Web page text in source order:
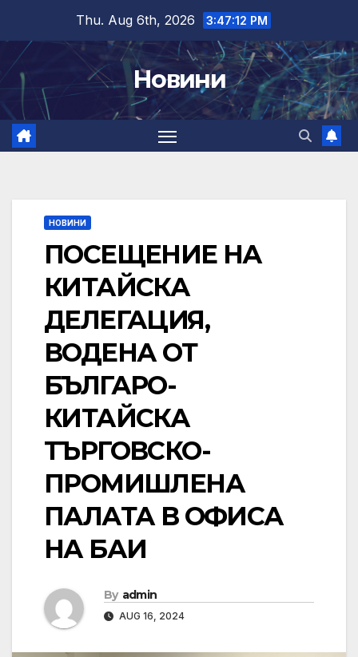
content
Thu. Aug 6th, 2026 3:47:13 PM
Новини
НОВИНИ
ПОСЕЩЕНИЕ НА
КИТАЙСКА
ДЕЛЕГАЦИЯ,
ВОДЕНА ОТ
БЪЛГАРО-
КИТАЙСКА
ТЪРГОВСКО-
ПРОМИШЛЕНА
ПАЛАТА В ОФИСА
НА БАИ
By admin
AUG 16, 2024